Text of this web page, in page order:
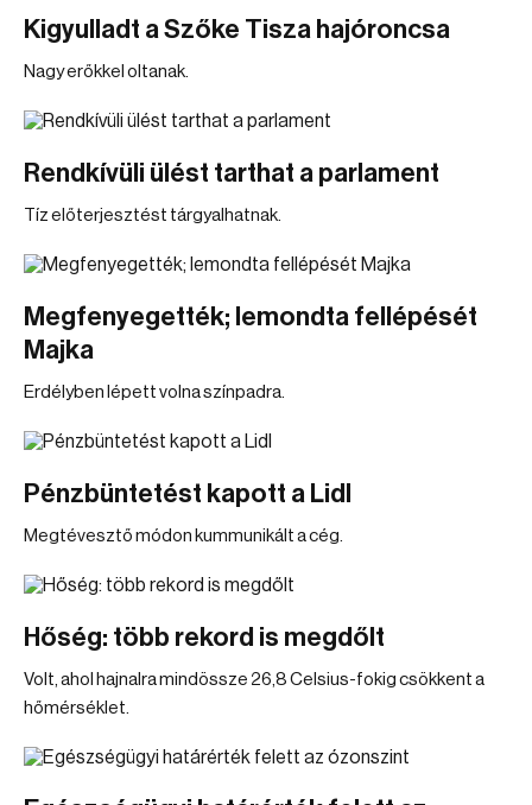
Kigyulladt a Szőke Tisza hajóroncsa
Nagy erőkkel oltanak.
Rendkívüli ülést tarthat a parlament
Tíz előterjesztést tárgyalhatnak.
Megfenyegették; lemondta fellépését
Majka
Erdélyben lépett volna színpadra.
Pénzbüntetést kapott a Lidl
Megtévesztő módon kummunikált a cég.
Hőség: több rekord is megdőlt
Volt, ahol hajnalra mindössze 26,8 Celsius-fokig csökkent a
hőmérséklet.